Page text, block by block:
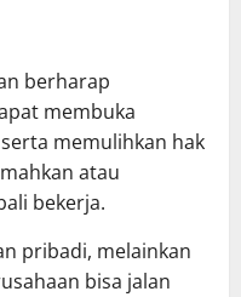
berharap
membuka
memulihkan hak
atau
bekerja.
pribadi, melainkan
bisa jalan